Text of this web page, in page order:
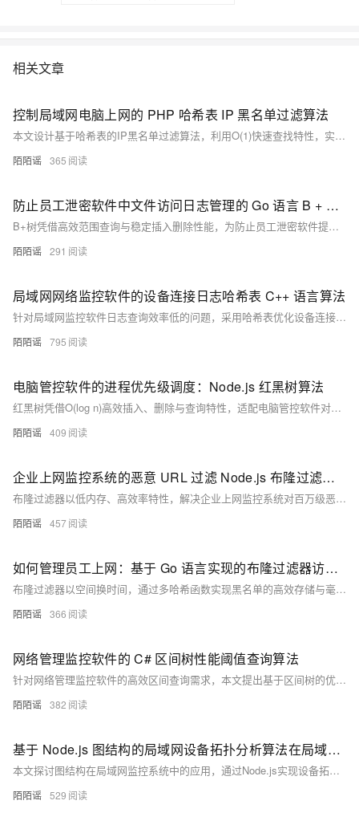
相关文章
控制局域网电脑上网的 PHP 哈希表 IP 黑名单过滤算法
本文设计基于哈希表的IP黑名单过滤算法，利用O(1)快速查找特性，实现局域网电脑上网的高效管控。通过PHP关联数组构建黑名单，支持实时拦截、动态增删与自动过期清理，适用于50-500台终端场景，显著降低网络延迟，提升管控灵活性与响应速度。
陌陌谣 365
防止员工泄密软件中文件访问日志管理的 Go 语言 B + 树算法
B+树凭借高效范围查询与稳定插入删除性能，为防止员工泄密软件提供高响应、可追溯的日志管理方案，显著提升海量文件操作日志的存储与检索效率。
陌陌谣 291
局域网网络监控软件的设备连接日志哈希表 C++ 语言算法
针对局域网监控软件日志查询效率低的问题，采用哈希表优化设备连接日志管理。通过IP哈希映射实现O(1)级增删查操作，结合链地址法解决冲突，显著提升500+设备环境下的实时处理性能，内存占用低且易于扩展，有效支撑高并发日志操作。
陌陌谣 795
电脑管控软件的进程优先级调度：Node.js 红黑树算法
红黑树凭借O(log n)高效插入、删除与查询特性，适配电脑管控软件对进程优先级动态调度的高并发需求。其自平衡机制保障系统稳定，低内存占用满足轻量化部署，显著优于传统数组或链表方案，是实现关键进程资源优先分配的理想选择。
陌陌谣 409
企业上网监控系统的恶意 URL 过滤 Node.js 布隆过滤器算法
布隆过滤器以低内存、高效率特性，解决企业上网监控系统对百万级恶意URL实时检测与动态更新的难题，通过概率性判断实现毫秒级过滤，内存占用降低96%，适配大规模场景需求。
陌陌谣 457
如何管理员工上网：基于 Go 语言实现的布隆过滤器访问拦截算法应用
布隆过滤器以空间换时间，通过多哈希函数实现黑名单的高效存储与毫秒级检索，解决传统方案内存占用大、响应慢等问题，助力企业低成本、高效率管理员工上网行为。
陌陌谣 366
网络管理监控软件的 C# 区间树性能阈值查询算法
针对网络管理监控软件的高效区间查询需求，本文提出基于区间树的优化方案。传统线性遍历效率低，10万条数据查询超800ms，难以满足实时性要求。区间树以平衡二叉搜索树结构，结合节点最大值剪枝策略，将查询复杂度从O(N)降至O(logN+K)，显著提升性能。通过C#实现，支持按指标类型分组建树、增量插入与多维度联合查询，在10万记录下查询耗时仅约2.8ms，内存占用降低35%。测试表明，该方案有效解决高负载场景下的响应延迟问题，助力管理员快速定位异常设备，提升运维效率与系统稳定性。
陌陌谣 382
基于 Node.js 图结构的局域网设备拓扑分析算法在局域网内监控软件中的应用研究
本文探讨图结构在局域网监控系统中的应用，通过Node.js实现设备拓扑建模、路径分析与故障定位，提升网络可视化、可追溯性与运维效率，结合模拟实验验证其高效性与准确性。
陌陌谣 529